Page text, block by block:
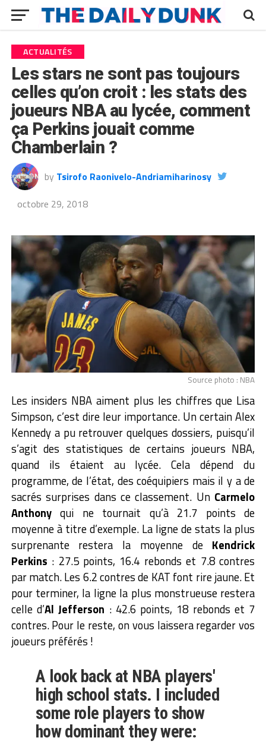
ACTUALITÉS
Les stars ne sont pas toujours
celles qu’on croit : les stats des
joueurs NBA au lycée, comment
ça Perkins jouait comme
Chamberlain ?
by Tsirofo Raonivelo-Andriamiharinosy
octobre 29, 2018
Source photo : NBA
Les insiders NBA aiment plus les chiffres que Lisa
Simpson, c’est dire leur importance. Un certain Alex
Kennedy a pu retrouver quelques dossiers, puisqu’il
s’agit des statistiques de certains joueurs NBA,
quand ils étaient au lycée. Cela dépend du
programme, de l’état, des coéquipiers mais il y a de
sacrés surprises dans ce classement. Un Carmelo
Anthonyqui ne tournait qu’à 21.7 points de
moyenne à titre d’exemple. La ligne de stats la plus
surprenante restera la moyenne de Kendrick
Perkins : 27.5 points, 16.4 rebonds et 7.8 contres
par match. Les 6.2 contres de KAT font rire jaune. Et
pour terminer, la ligne la plus monstrueuse restera
celle d’Al Jefferson : 42.6 points, 18 rebonds et 7
contres. Pour le reste, on vous laissera regarder vos
joueurs préférés !
A look back at NBA players'
high school stats. I included
some role players to show
how dominant they were: